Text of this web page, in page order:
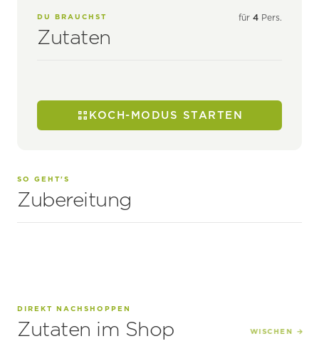
DU BRAUCHST
Zutaten
für 4 Pers.
KOCH-MODUS STARTEN
SO GEHT'S
Zubereitung
DIREKT NACHSHOPPEN
Zutaten im Shop